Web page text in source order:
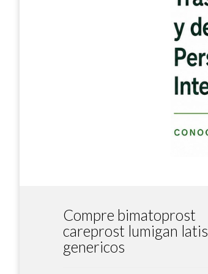
Compre bimatoprost
careprost lumigan
genericos